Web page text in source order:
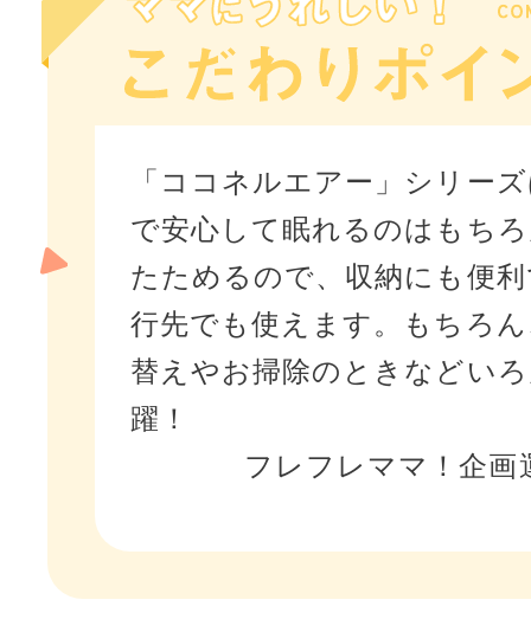
「ココネルエアー」シリー
で安心して眠れるのはもち
たためるので、収納にも便
行先でも使えます。もちろ
替えやお掃除のときなどい
躍！
フレフレママ！企